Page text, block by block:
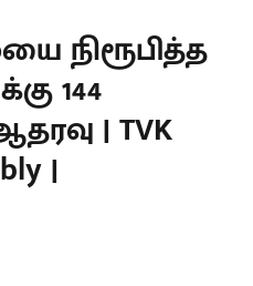
நிரூபித்த
144
| TVK
|